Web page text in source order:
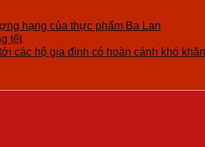
hạng của thực phẩm Ba Lan
tết
các hộ gia đình có hoàn cảnh khó khăn